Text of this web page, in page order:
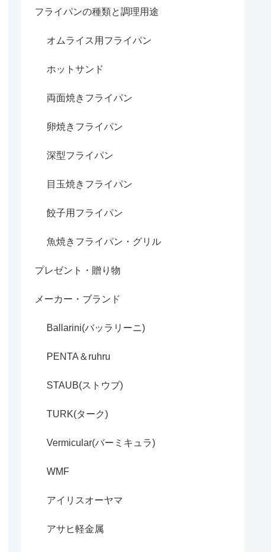
フライパンの種類と調理用途
オムライス用フライパン
ホットサンド
両面焼きフライパン
卵焼きフライパン
深型フライパン
目玉焼きフライパン
餃子用フライパン
魚焼きフライパン・グリル
プレゼント・贈り物
メーカー・ブランド
Ballarini(バッラリーニ)
PENTA＆ruhru
STAUB(ストウブ)
TURK(ターク)
Vermicular(バーミキュラ)
WMF
アイリスオーヤマ
アサヒ軽金属